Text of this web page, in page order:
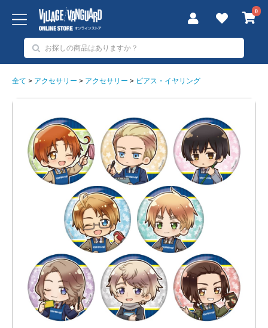
0
全て > アクセサリー > アクセサリー > ピアス・イヤリング